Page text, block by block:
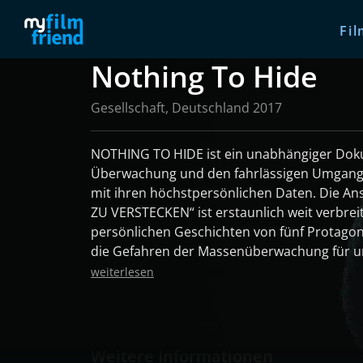
Nothing To Hide
Gesellschaft, Deutschland 2017
NOTHING TO HIDE ist ein unabhängiger
Überwachung und den fahrlässigen
mit ihren höchstpersönlichen Daten. Die
ZU VERSTECKEN“ ist erstaunlich weit verbreitet.
persönlichen Geschichten von fünf
die Gefahren der Massenüberwachung für
die Menschen. Hauptprotagonist des
Berlin, der ebenfalls meint, er habe „nichts
sich auf ein Experiment ein: 30 Tage lang
Laptop überwacht werden. Im Anschluss
ausgewertet und gezeigt, was WhatsApp,
weiterlesen